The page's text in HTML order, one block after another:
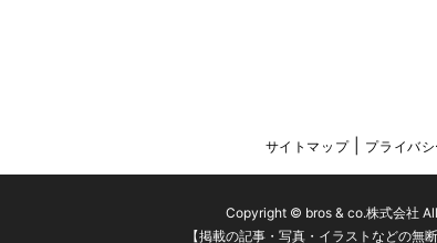
サイトマップ プライバ
Copyright © bros & co.株式会社
【掲載の記事・写真・イラストなどの無